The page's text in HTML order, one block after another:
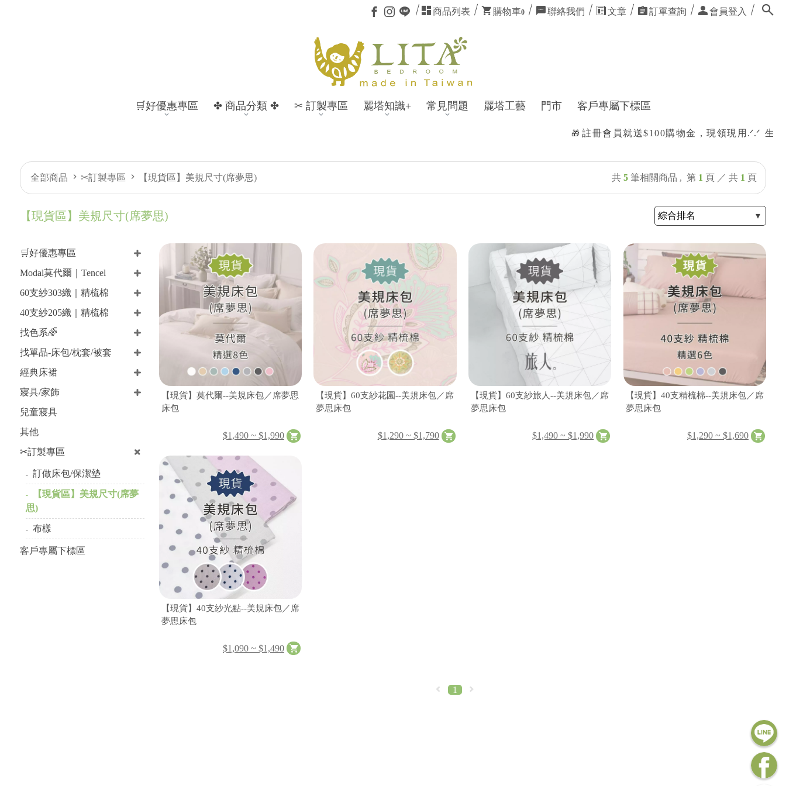
商品列表 購物車0 聯絡我們 文章 訂單查詢 會員登入
🛒好優惠專區 ✤ 商品分類 ✤ ✂ 訂製專區 麗塔知識+ 常見問題 麗塔工藝 門市 客戶專屬下標區
註冊會員就送$100購物金，現領現用.ᐟ.ᐟ 生日還有
全部商品 ✂訂製專區 【現貨區】美規尺寸(席夢思) 共 5 筆相關商品 , 第 1 頁 ／ 共 1 頁
【現貨區】美規尺寸(席夢思)
🛒好優惠專區
Modal莫代爾｜Tencel
60支紗303織｜精梳棉
40支紗205織｜精梳棉
找色系🌈
找單品-床包/枕套/被套
經典床裙
寢具/家飾
兒童寢具
其他
✂訂製專區
訂做床包/保潔墊
【現貨區】美規尺寸(席夢
思)
布樣
客戶專屬下標區
【現貨】莫代爾--美規床包／席夢思
床包
$1,490 ~ $1,990
【現貨】60支紗花園--美規床包／席
夢思床包
$1,290 ~ $1,790
【現貨】60支紗旅人--美規床包／席
夢思床包
$1,490 ~ $1,990
【現貨】40支精梳棉--美規床包／席
夢思床包
$1,290 ~ $1,690
【現貨】40支紗光點--美規床包／席
夢思床包
$1,090 ~ $1,490
1